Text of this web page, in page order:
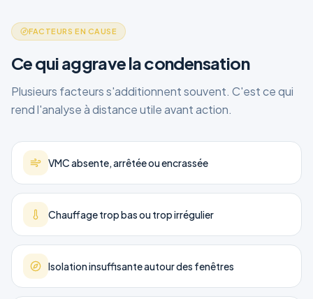
FACTEURS EN CAUSE
Ce qui aggrave la condensation
Plusieurs facteurs s'additionnent souvent. C'est ce qui
rend l'analyse à distance utile avant action.
VMC absente, arrêtée ou encrassée
Chauffage trop bas ou trop irrégulier
Isolation insuffisante autour des fenêtres